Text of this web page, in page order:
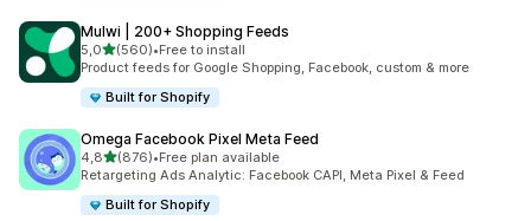
Mulwi | 200+ Shopping Feeds
5,0na 5 gwiazdek
(560)
Łączna liczba recenzji: 560
•Free to install
Product feeds for Google Shopping, Facebook, custom & more
Built for Shopify
Omega Facebook Pixel Meta Feed
4,8na 5 gwiazdek
(876)
Łączna liczba recenzji: 876
•Free plan available
Retargeting Ads Analytic: Facebook CAPI, Meta Pixel & Feed
Built for Shopify